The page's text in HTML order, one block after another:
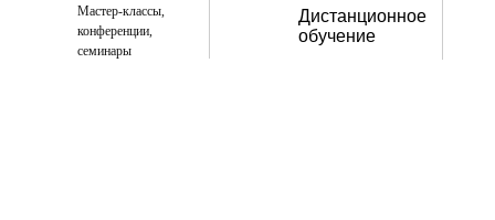
Мастер-классы,
конференции,
семинары
Дистанционное
обучение